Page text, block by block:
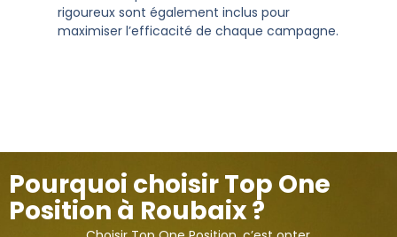
rigoureux sont également inclus pour
maximiser l’efficacité de chaque campagne.
Pourquoi choisir Top One
Position à Roubaix ?